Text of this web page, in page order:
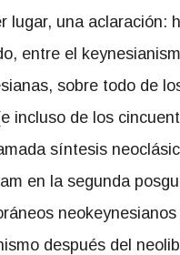
lugar, una aclaración:
entre el
sobre todo de
incluso de los
síntesis
en la segunda
después del